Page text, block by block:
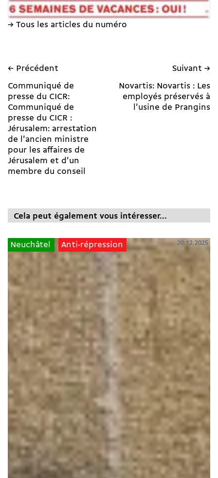
→ Tous les articles du numéro
← Précédent
Communiqué de
presse du CICR:
Communiqué de
presse du CICR :
Jérusalem: arrestation
de l'ancien ministre
pour les affaires de
Jérusalem et d'un
membre du conseil
Suivant →
Novartis: Novartis : Les
employés préservés à
l'usine de Prangins
Cela peut également vous intéresser...
Neuchâtel Anti-répression 20.12.2025